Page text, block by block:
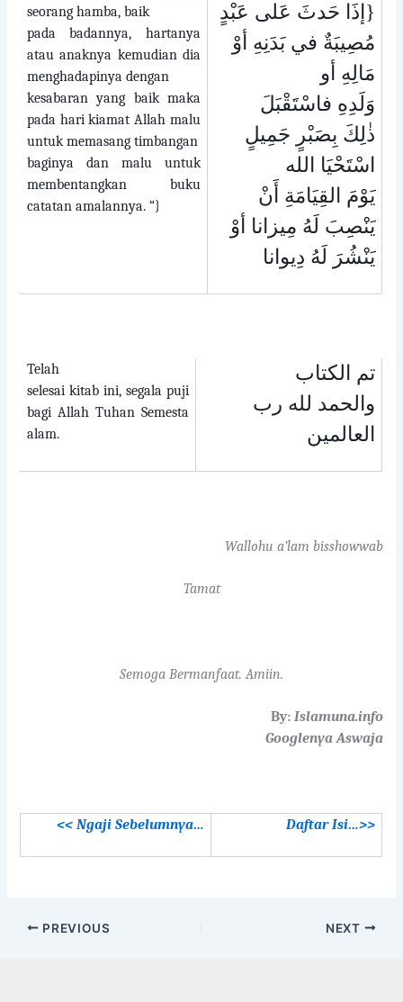
seorang hamba, baik
pada badannya, hartanya
atau anaknya kemudian dia
menghadapinya dengan
kesabaran yang baik maka
pada hari kiamat Allah malu
untuk memasang timbangan
baginya dan malu untuk
membentangkan buku
catatan amalannya. “}
{إذَا حَدثَ عَلى عَبْدٍ
مُصِيبَةٌ في بَدَنِهِ أوْ
مَالِهِ أو
وَلَدِهِ فاسْتَقْبَلَ
ذٰلِكَ بِصَبْرٍ جَمِيلٍ
اسْتَحْيَا الله
يَوْمَ القِيَامَةِ أَنْ
يَنْصِبَ لَهُ مِيزانا أوْ
يَنْشُرَ لَهُ دِيوانا
Telah
selesai kitab ini, segala puji
bagi Allah Tuhan Semesta
alam.
تم الكتاب
والحمد لله رب
العالمين
Wallohu a’lam bisshowwab
Tamat
Semoga Bermanfaat. Amiin.
By: Islamuna.info
Googlenya Aswaja
<< Ngaji Sebelumnya… Daftar Isi…>>
PREVIOUS NEXT